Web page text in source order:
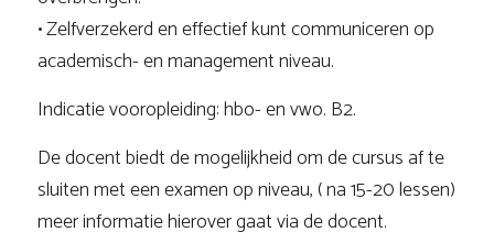
• Zelfverzekerd en effectief kunt communiceren op
academisch- en management niveau.
Indicatie vooropleiding: hbo- en vwo. B2.
De docent biedt de mogelijkheid om de cursus af te
sluiten met een examen op niveau, ( na 15-20 lessen)
meer informatie hierover gaat via de docent.